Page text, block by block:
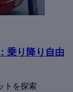
乗り降り自由
トを探索